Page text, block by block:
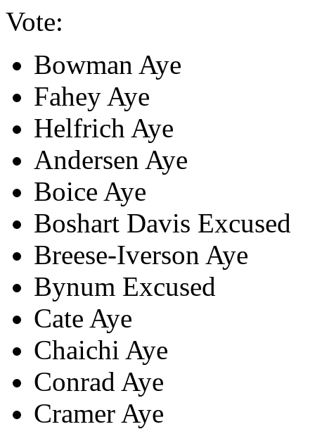
Vote:
Bowman Aye
Fahey Aye
Helfrich Aye
Andersen Aye
Boice Aye
Boshart Davis Excused
Breese-Iverson Aye
Bynum Excused
Cate Aye
Chaichi Aye
Conrad Aye
Cramer Aye